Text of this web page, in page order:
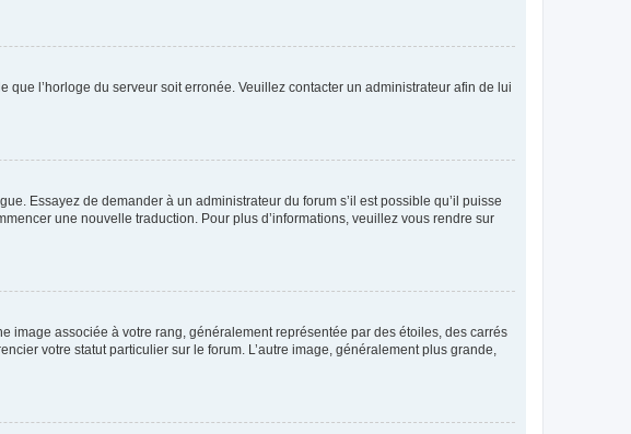
que l’horloge du serveur soit erronée. Veuillez contacter un administrateur afin de lui
Essayez de demander à un administrateur du forum s’il est possible qu’il puisse
une nouvelle traduction. Pour plus d’informations, veuillez vous rendre sur
image associée à votre rang, généralement représentée par des étoiles, des carrés
votre statut particulier sur le forum. L’autre image, généralement plus grande,